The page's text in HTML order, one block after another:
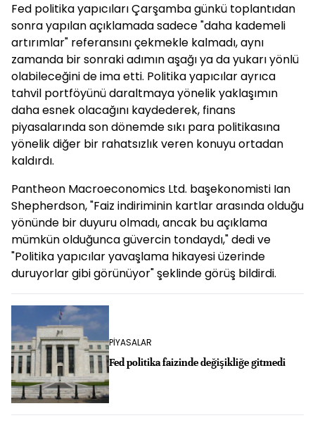
Fed politika yapıcıları Çarşamba günkü toplantıdan
sonra yapılan açıklamada sadece "daha kademeli
artırımlar" referansını çekmekle kalmadı, aynı
zamanda bir sonraki adımın aşağı ya da yukarı yönlü
olabileceğini de ima etti. Politika yapıcılar ayrıca
tahvil portföyünü daraltmaya yönelik yaklaşımın
daha esnek olacağını kaydederek, finans
piyasalarında son dönemde sıkı para politikasına
yönelik diğer bir rahatsızlık veren konuyu ortadan
kaldırdı.
Pantheon Macroeconomics Ltd. başekonomisti Ian
Shepherdson, "Faiz indiriminin kartlar arasında olduğu
yönünde bir duyuru olmadı, ancak bu açıklama
mümkün olduğunca güvercin tondaydı," dedi ve
"Politika yapıcılar yavaşlama hikayesi üzerinde
duruyorlar gibi görünüyor" şeklinde görüş bildirdi.
PİYASALAR
Fed politika faizinde değişikliğe gitmedi